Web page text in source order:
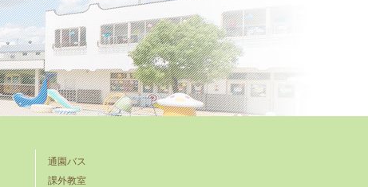
通園バス
課外教室